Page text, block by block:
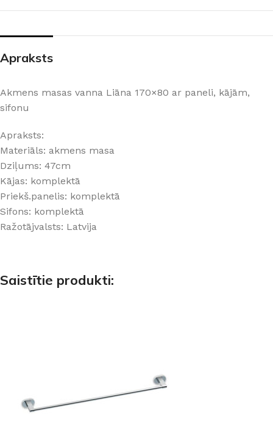
Apraksts
Akmens masas vanna Liāna 170×80 ar paneli, kājām,
sifonu
Apraksts:
Materiāls: akmens masa
Dziļums: 47cm
Kājas: komplektā
Priekš.panelis: komplektā
Sifons: komplektā
Ražotājvalsts: Latvija
Saistītie produkti: